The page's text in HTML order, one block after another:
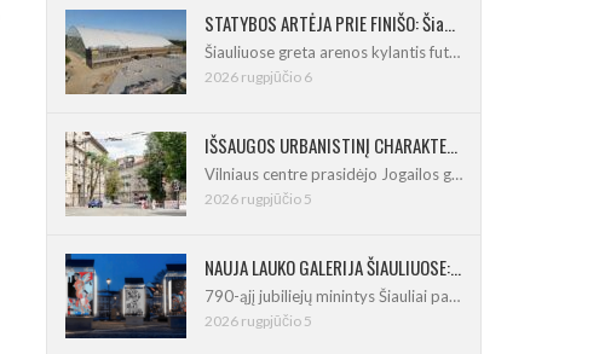
STATYBOS ARTĖJA PRIE FINIŠO: Šiaulių futbolo ir regbio maniežas įgavo kontūrus
Šiauliuose greta arenos kylantis futbolo
2026 rugpjūčio 6
IŠSAUGOS URBANISTINĮ CHARAKTERĮ: Vilniuje pradėtas Jogailos gatvės remontas
Vilniaus centre prasidėjo Jogailos gatvės
2026 rugpjūčio 5
NAUJA LAUKO GALERIJA ŠIAULIUOSE: Pirmoje ekspozicijoje – Eduardo Juchnevičiaus kūryba
790-ąjį jubiliejų minintys Šiauliai pasipildo
2026 rugpjūčio 5